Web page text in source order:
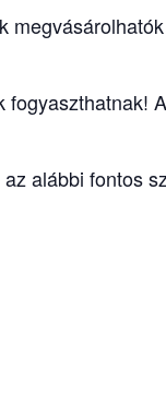
alábbi fontos